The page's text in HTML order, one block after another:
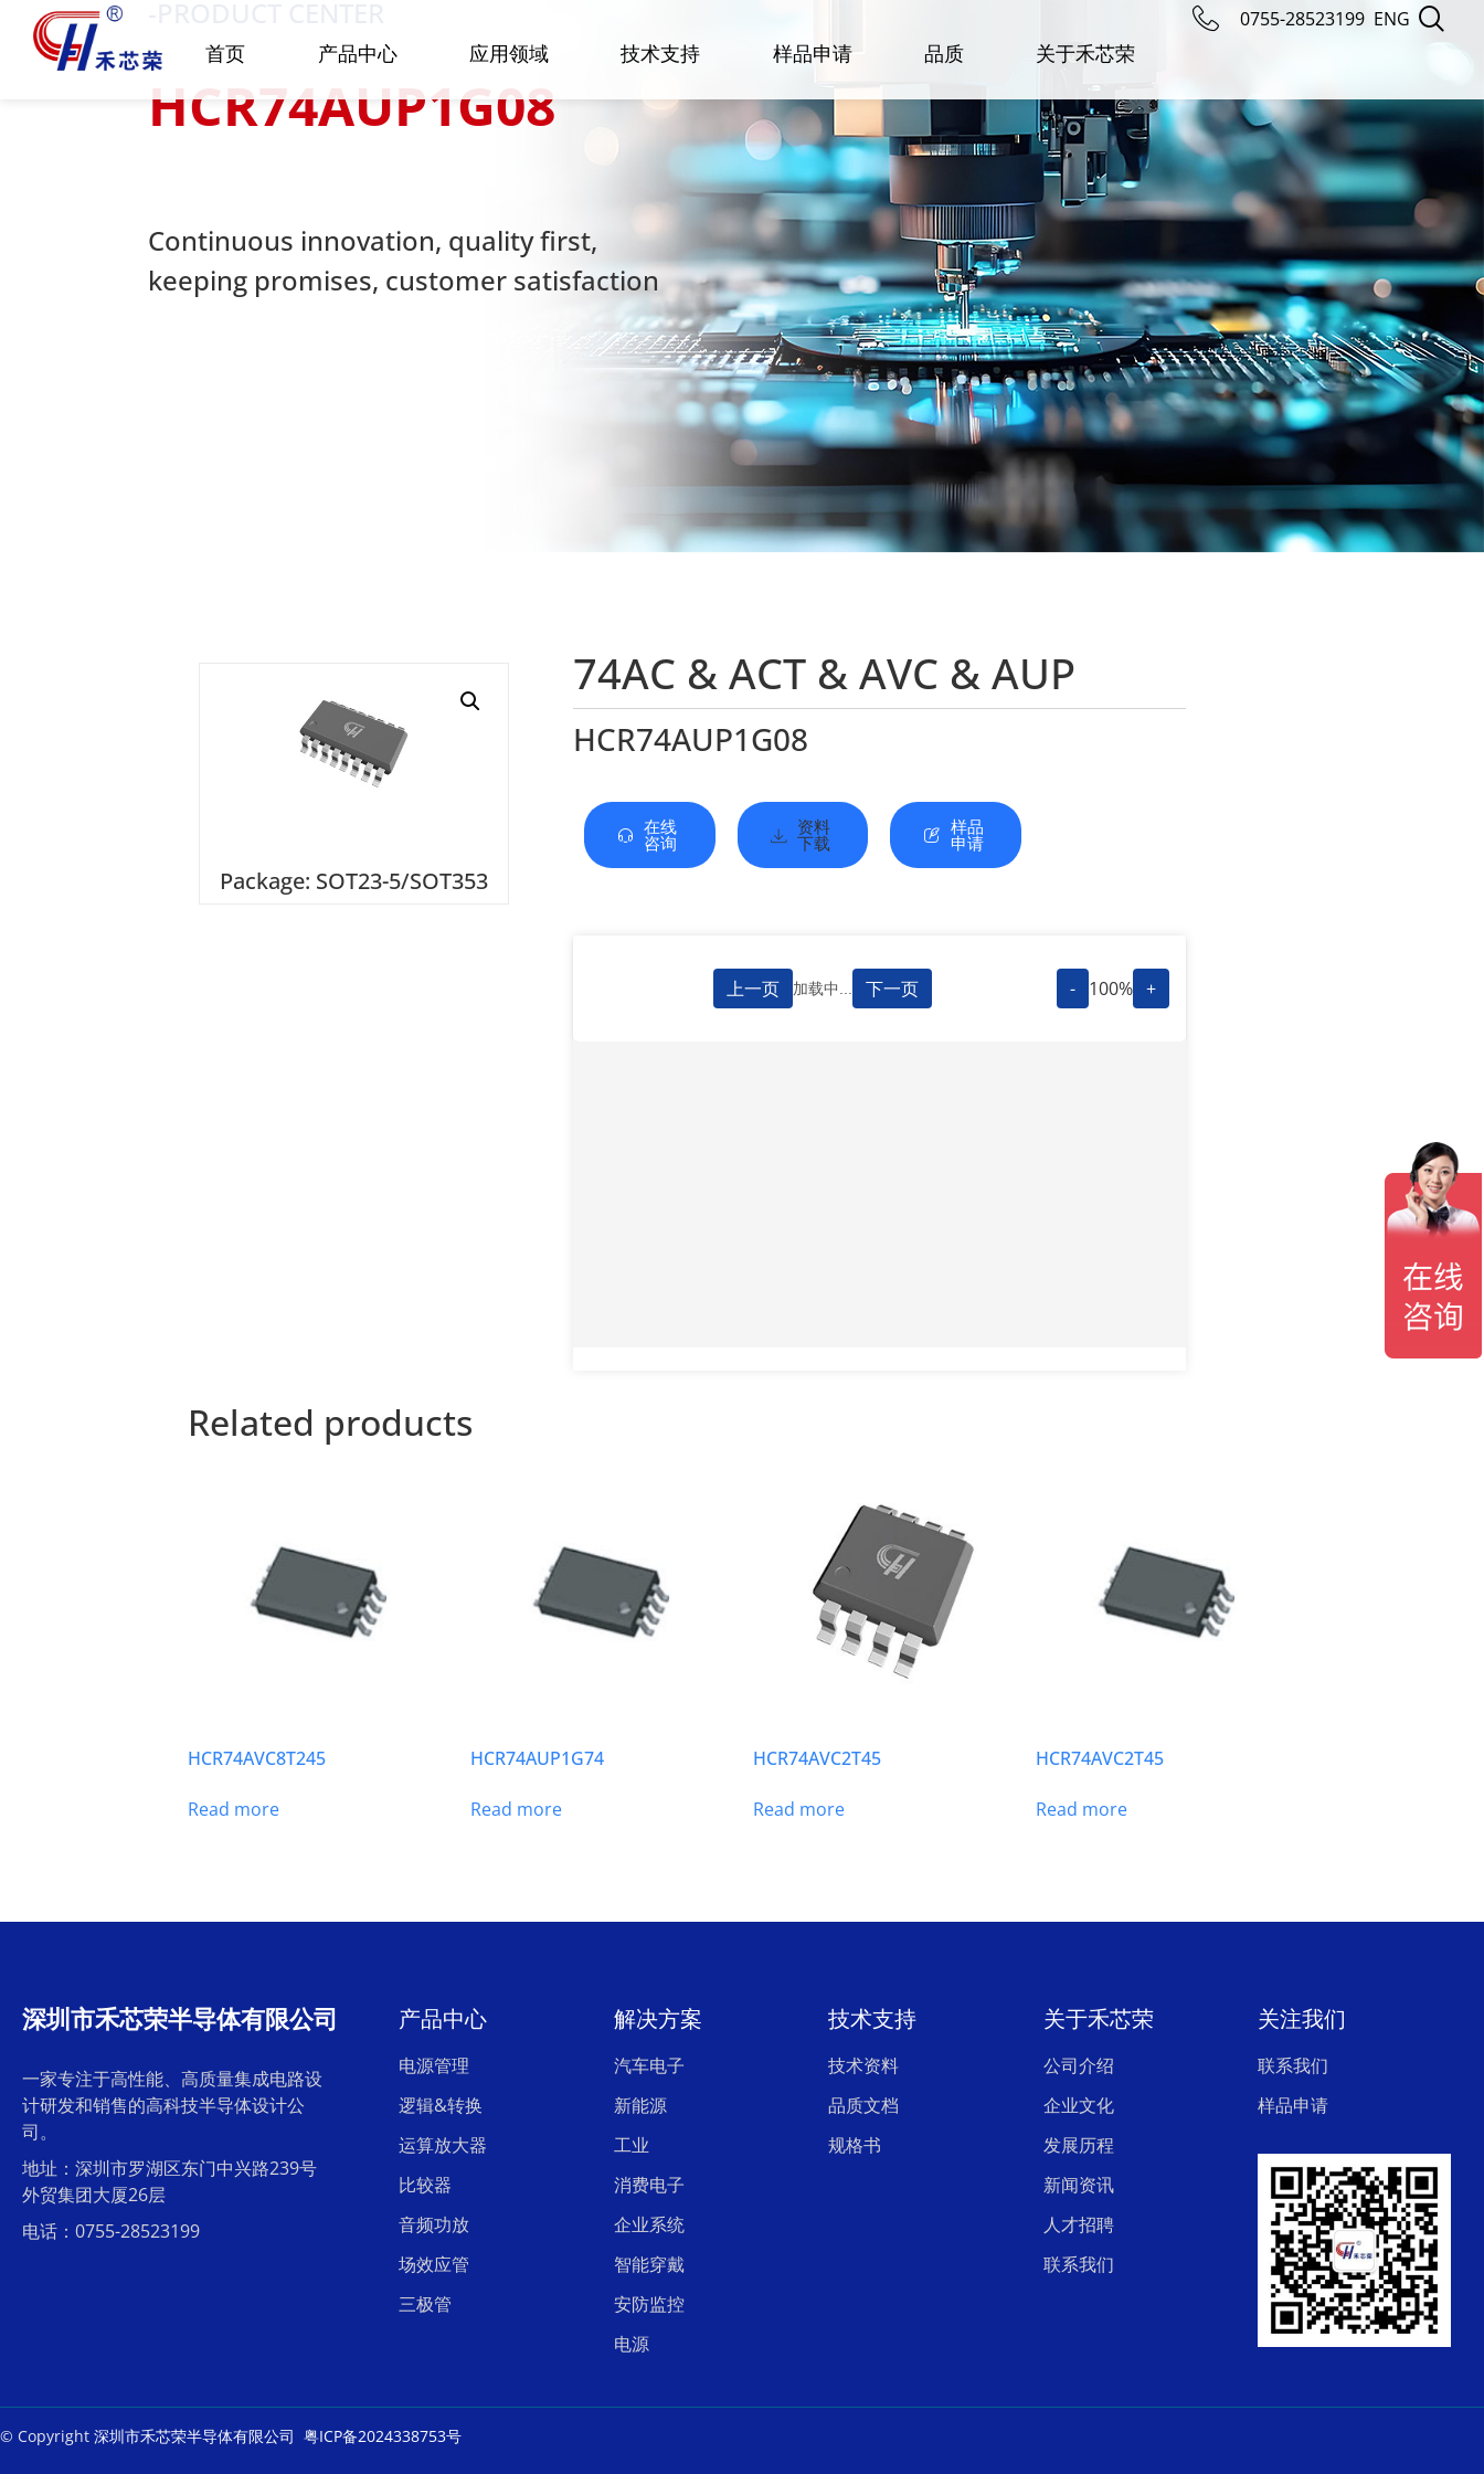
首页 产品中心 应用领域 技术支持 样品申请 品质 关于禾芯荣
0755-28523199 ENG
HCR74AUP1G08
Continuous innovation, quality first,
keeping promises, customer satisfaction
Package: SOT23-5/SOT353
74AC & ACT & AVC & AUP
HCR74AUP1G08
在线
咨询
资料
下载
样品
申请
上一页 加载中... 下一页 - 100% +
Related products
HCR74AVC8T245
Read more
HCR74AUP1G74
Read more
HCR74AVC2T45
Read more
HCR74AVC2T45
Read more
深圳市禾芯荣半导体有限公司
一家专注于高性能、高质量集成电路设
计研发和销售的高科技半导体设计公
司。
地址：深圳市罗湖区东门中兴路239号
外贸集团大厦26层
电话：0755-28523199
产品中心
电源管理
逻辑&转换
运算放大器
比较器
音频功放
场效应管
三极管
解决方案
汽车电子
新能源
工业
消费电子
企业系统
智能穿戴
安防监控
电源
技术支持
技术资料
品质文档
规格书
关于禾芯荣
公司介绍
企业文化
发展历程
新闻资讯
人才招聘
联系我们
关注我们
联系我们
样品申请
© Copyright 深圳市禾芯荣半导体有限公司 粤ICP备2024338753号